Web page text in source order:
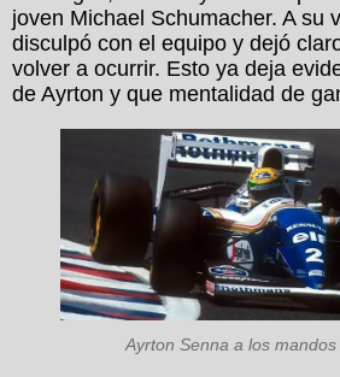
joven Michael Schumacher. A su
disculpó con el equipo y dejó
volver a ocurrir. Esto ya deja
de Ayrton y que mentalidad de
Ayrton Senna a los